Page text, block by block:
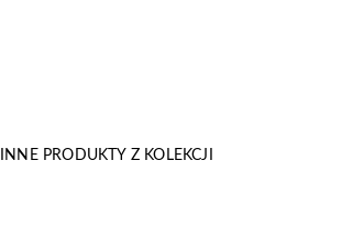
INNE PRODUKTY Z KOLEKCJI